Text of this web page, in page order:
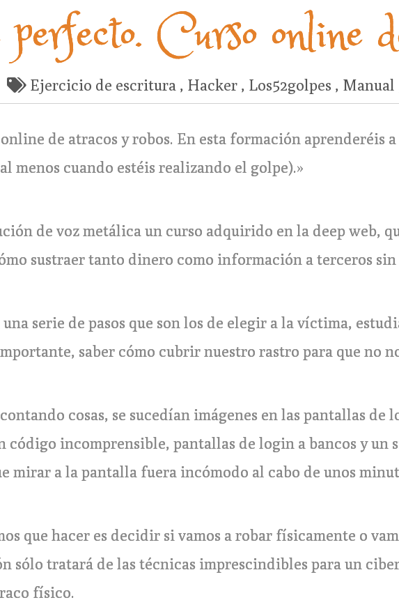
Curso online
Ejercicio de escritura , Hacker , Los52golpes , Manual
de atracos y robos. En esta formación aprenderéis
menos cuando estéis realizando el golpe).»
de voz metálica un curso adquirido en la deep web,
sustraer tanto dinero como información a terceros sin
serie de pasos que son los de elegir a la víctima,
saber cómo cubrir nuestro rastro para que no
cosas, se sucedían imágenes en las pantallas de
código incomprensible, pantallas de login a bancos y
mirar a la pantalla fuera incómodo al cabo de unos
que hacer es decidir si vamos a robar físicamente o
sólo tratará de las técnicas imprescindibles para un
físico.